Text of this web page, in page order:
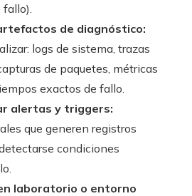
de diagnóstico:
logs de sistema, trazas
de paquetes, métricas
exactos de fallo.
alertas y triggers:
que generen registros
condiciones
laboratorio o entorno